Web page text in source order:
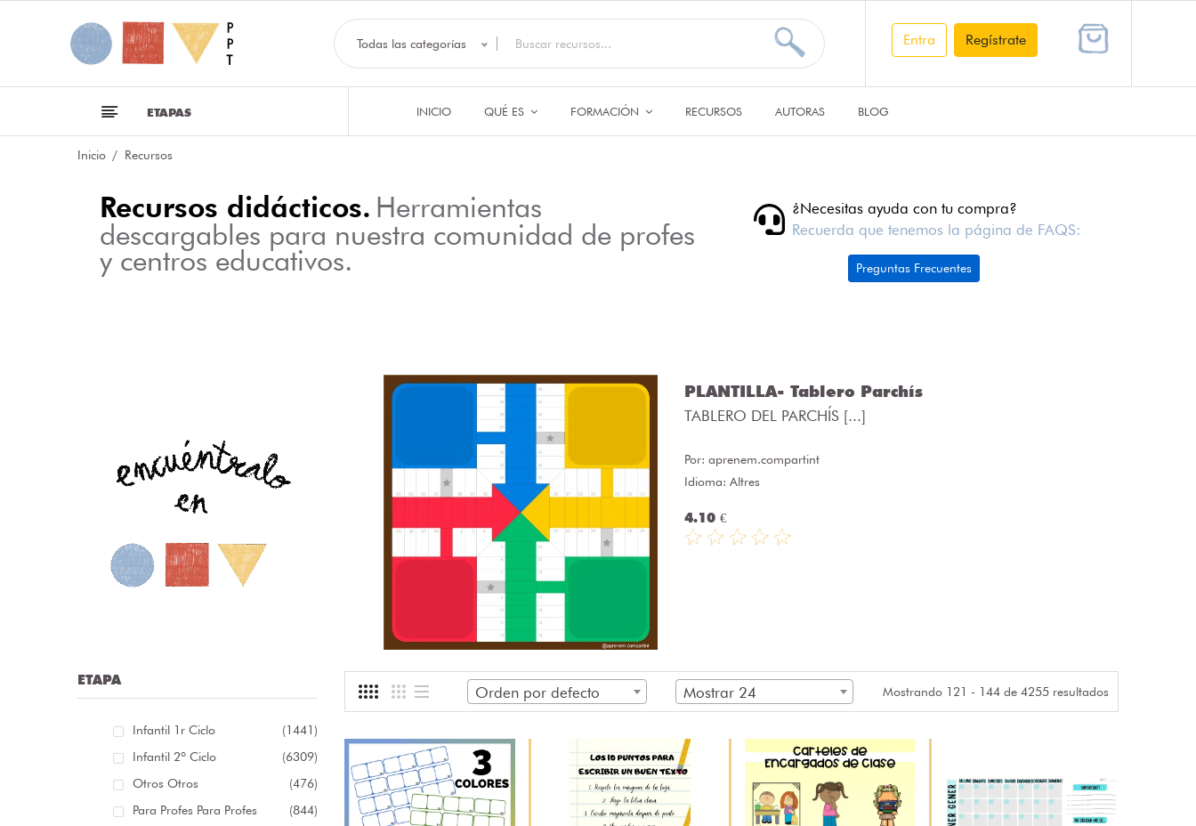
Todas las categorías Entra Regístrate
ETAPAS INICIO QUÉ ES FORMACIÓN RECURSOS AUTORAS BLOG
Inicio Recursos
Recursos didácticos. Herramientas
descargables para nuestra comunidad de profes
y centros educativos.
¿Necesitas ayuda con tu compra?
Recuerda que tenemos la página de FAQS:
Preguntas Frecuentes
sobre as distintas clases de palabras [...]
PLANTILLA- Tablero Parchís
TABLERO DEL PARCHÍS [...]
Por:aprenem.compartint
Idioma: Altres
4.10 €
ETAPA
Infantil 1r Ciclo
(1441)
Infantil 2º Ciclo
(6309)
Otros Otros
(476)
Para Profes Para Profes
(844)
Orden por defecto Mostrar 24 Mostrando 121 - 144 de 4255 resultados